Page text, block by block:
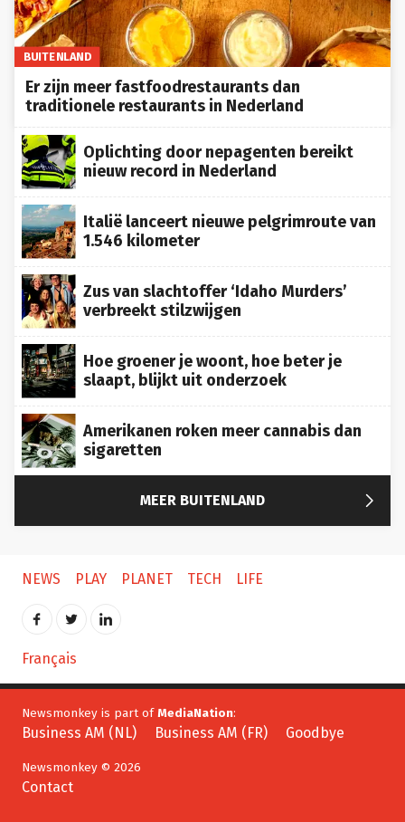
BUITENLAND
Er zijn meer fastfoodrestaurants dan
traditionele restaurants in Nederland
Oplichting door nepagenten bereikt
nieuw record in Nederland
Italië lanceert nieuwe pelgrimroute van
1.546 kilometer
Zus van slachtoffer ‘Idaho Murders’
verbreekt stilzwijgen
Hoe groener je woont, hoe beter je
slaapt, blijkt uit onderzoek
Amerikanen roken meer cannabis dan
sigaretten
MEER BUITENLAND 
NEWS PLAY PLANET TECH LIFE
Français
Newsmonkey is part ofMediaNation:
Business AM (NL) Business AM (FR) Goodbye
Newsmonkey © 2026
Contact